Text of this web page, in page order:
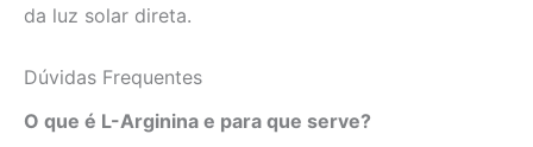
da luz solar direta.
Dúvidas Frequentes
O que é L-Arginina e para que serve?